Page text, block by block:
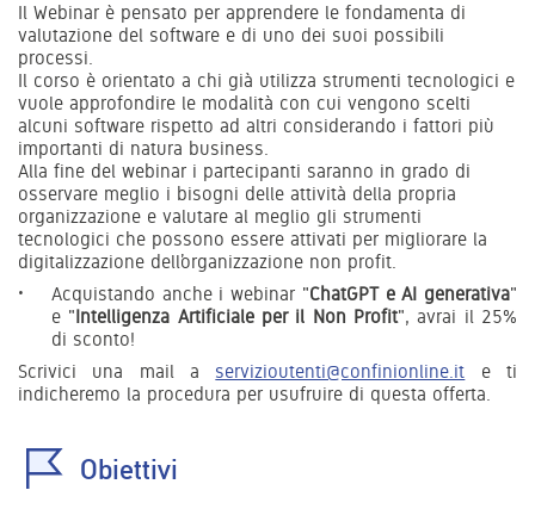
Il Webinar è pensato per apprendere le fondamenta di
valutazione del software e di uno dei suoi possibili
processi.
Il corso è orientato a chi già utilizza strumenti tecnologici e
vuole approfondire le modalità con cui vengono scelti
alcuni software rispetto ad altri considerando i fattori più
importanti di natura business.
Alla fine del webinar i partecipanti saranno in grado di
osservare meglio i bisogni delle attività della propria
organizzazione e valutare al meglio gli strumenti
tecnologici che possono essere attivati per migliorare la
digitalizzazione dell’organizzazione non profit.
Acquistando anche i webinar "ChatGPT e AI generativa"
e "Intelligenza Artificiale per il Non Profit", avrai il 25%
di sconto!
Scrivici una mail a servizioutenti@confinionline.it e ti
indicheremo la procedura per usufruire di questa offerta.
Obiettivi